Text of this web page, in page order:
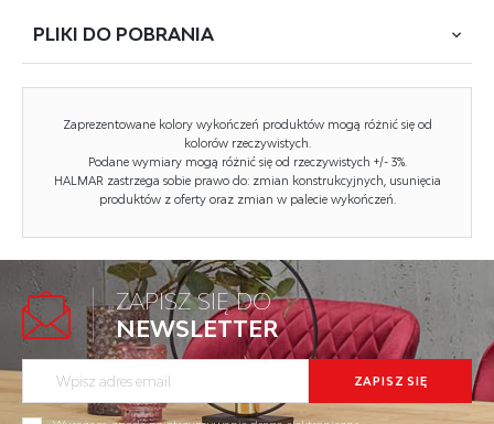
mechanizm TILT, wymiary: 58/59/113-121/45-52 cm, materiał:
Rodzaj: fotel obrotowy
Materiał podstawy: metal
Podłokietniki: nieregulowane
zagłówek bez regulacji
PLIKI DO POBRANIA
Zaprezentowane kolory wykończeń produktów mogą różnić się od
kolorów rzeczywistych.
Podane wymiary mogą różnić się od rzeczywistych +/- 3%.
HALMAR zastrzega sobie prawo do: zmian konstrukcyjnych, usunięcia
produktów z oferty oraz zmian w palecie wykończeń.
ZAPISZ SIĘ DO
NEWSLETTER